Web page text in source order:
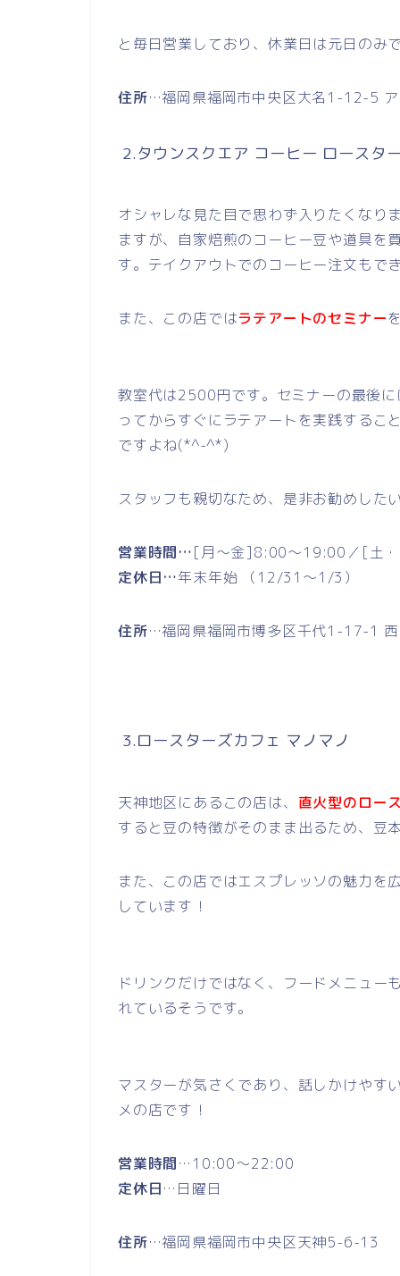
と毎日営業しており、休業日は元日のみ
住所…福岡県福岡市中央区大名1-12-5
2.タウンスクエア コーヒー ロースタ
オシャレな見た目で思わず入りたくなり
ますが、自家焙煎のコーヒー豆や道具を
す。テイクアウトでのコーヒー注文もで
また、この店ではラテアートのセミナー
教室代は2500円です。セミナーの最後
ってからすぐにラテアートを実践するこ
ですよね(*^-^*)
スタッフも親切なため、是非お勧めした
営業時間…[月～金]8:00～19:00／[土
定休日…年末年始 （12/31～1/3）
住所…福岡県福岡市博多区千代1-17-1
3.ロースターズカフェ マノマノ
天神地区にあるこの店は、 直火型のロー
すると豆の特徴がそのまま出るため、豆
また、この店ではエスプレッソの魅力を
しています！
ドリンクだけではなく、フードメニュー
れているそうです。
マスターが気さくであり、話しかけやす
メの店です！
営業時間…10:00～22:00
定休日…日曜日
住所…福岡県福岡市中央区天神5-6-13